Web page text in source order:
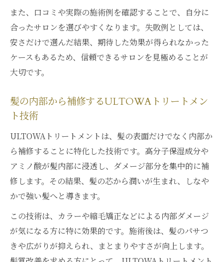
また、口コミや実際の施術例を確認することで、自分に
合ったサロンを選びやすくなります。失敗例としては、
安さだけで選んだ結果、期待した効果が得られなかった
ケースもあるため、信頼できるサロンを見極めることが
大切です。
髪の内部から補修するULTOWAトリートメン
ト技術
ULTOWAトリートメントは、髪の表面だけでなく内部か
ら補修することに特化した技術です。高分子保湿成分や
アミノ酸が髪内部に浸透し、ダメージ部分を集中的に補
修します。その結果、髪の芯から潤いが生まれ、しなや
かで強い髪へと導きます。
この技術は、カラーや縮毛矯正などによる内部ダメージ
が気になる方に特に効果的です。施術後は、髪のパサつ
きや広がりが抑えられ、まとまりやすさが向上します。